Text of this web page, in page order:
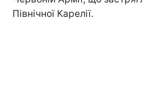
Північної Карелії.